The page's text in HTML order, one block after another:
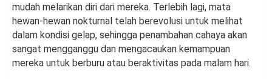
mudah melarikan diri dari mereka. Terlebih lagi, mata
hewan-hewan nokturnal telah berevolusi untuk melihat
dalam kondisi gelap, sehingga penambahan cahaya akan
sangat mengganggu dan mengacaukan kemampuan
mereka untuk berburu atau beraktivitas pada malam hari.